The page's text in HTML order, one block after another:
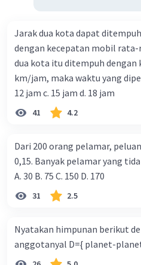
Jarak dua kota dapat
dengan kecepatan mobil
dua kota itu ditempuh dengan
km/jam, maka waktu yang diperlukan
12 jam c. 15 jam d. 18 jam
41 4.2
Dari 200 orang pelamar,
0,15. Banyak pelamar yang
A. 30 B. 75 C. 150 D. 170
31 2.5
Nyatakan himpunan berikut
anggotanyal D={ planet-